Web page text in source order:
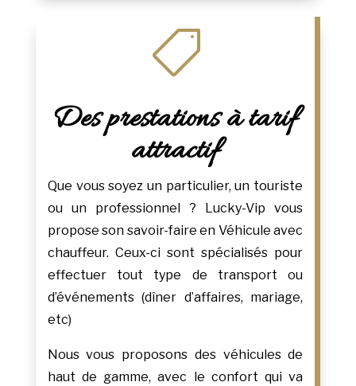

Des prestations à tarif
attractif
Que vous soyez un particulier, un touriste
ou un professionnel ? Lucky-Vip vous
propose son savoir-faire en Véhicule avec
chauffeur. Ceux-ci sont spécialisés pour
effectuer tout type de transport ou
d’événements (dîner d’affaires, mariage,
etc)
Nous vous proposons des véhicules de
haut de gamme, avec le confort qui va